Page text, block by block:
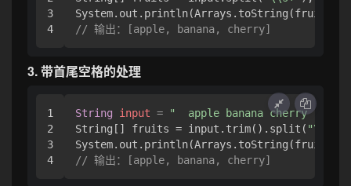
3
// 输出：[apple, banana, cherry]
3. 带首尾空格的处理
1
2
3
String input = "  apple banana cherry  "
String[] fruits = input.trim().split( "\\s+"
// 输出：[apple, banana, cherry]